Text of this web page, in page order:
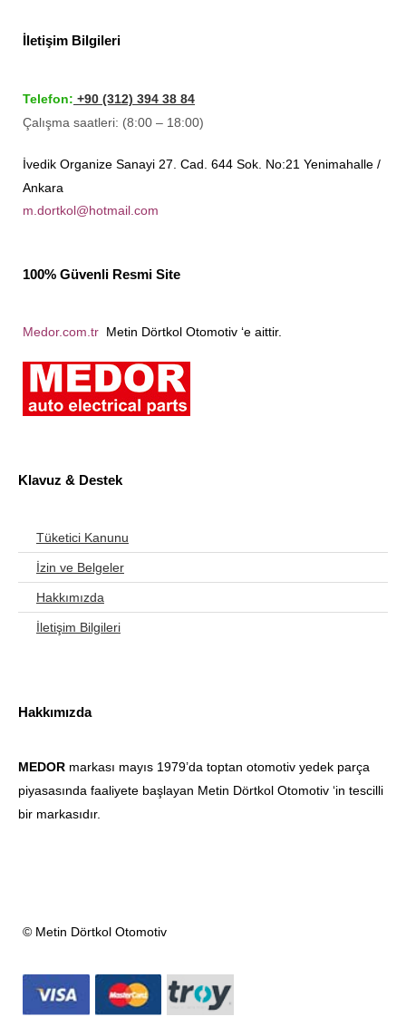
İletişim Bilgileri
Telefon: +90 (312) 394 38 84
Çalışma saatleri: (8:00 – 18:00)
İvedik Organize Sanayi 27. Cad. 644 Sok. No:21 Yenimahalle /
Ankara
m.dortkol@hotmail.com
100% Güvenli Resmi Site
Medor.com.tr Metin Dörtkol Otomotiv ‘e aittir.
Klavuz & Destek
Tüketici Kanunu
İzin ve Belgeler
Hakkımızda
İletişim Bilgileri
Hakkımızda
MEDOR markası mayıs 1979’da toptan otomotiv yedek parça
piyasasında faaliyete başlayan Metin Dörtkol Otomotiv ‘in tescilli
bir markasıdır.
© Metin Dörtkol Otomotiv